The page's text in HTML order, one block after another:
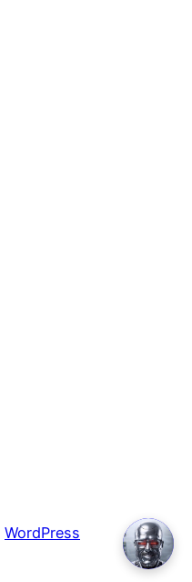
WordPress